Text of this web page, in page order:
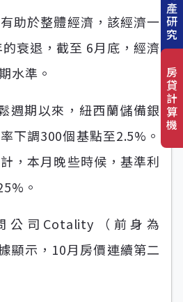
助於整體經濟，該經濟一
衰退，截至 6月底，經濟
水準。
週期以來，紐西蘭儲備銀
下調300個基點至2.5%。
，本月晚些時候，基準利
。
公司Cotality（前身為
顯示，10月房價連續第二
產
研
究
房
貸
計
算
機